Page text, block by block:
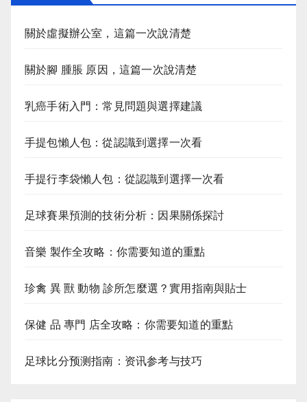
關於虛擬辦公室，這篇一次說清楚
關於腳 腫脹 原因，這篇一次說清楚
乳癌手術入門：常見問題與選擇建議
手提包懶人包：從認識到選擇一次看
手提行李袋懶人包：從認識到選擇一次看
足球賽果預測的技術分析：因果關係探討
音樂 製作全攻略：你需要知道的重點
珍禽 異 獸 動物 診所怎麼選？實用指南與貼士
保健 品 專門 店全攻略：你需要知道的重點
足球比分预测指南：资讯参考与技巧